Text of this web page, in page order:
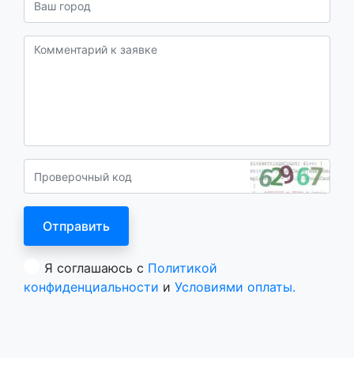
Я соглашаюсь с Политикой
конфиденциальности и Условиями оплаты.